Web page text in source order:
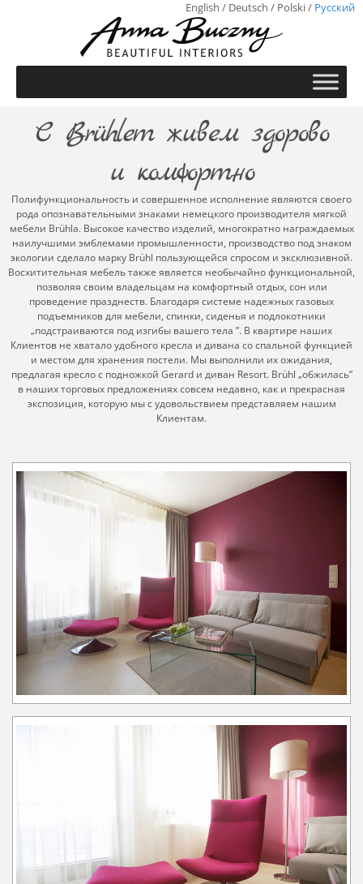
English / Deutsch / Polski/ Русский
С Brühlem живем здорово
и комфортно
Полифункциональность и совершенное исполнение являются своего
рода опознавательными знаками немецкого производителя мягкой
мебели Brühla. Высокое качество изделий, многократно награждаемых
наилучшими эмблемами промышленности, производство под знаком
экологии сделало марку Brühl пользующейся спросом и эксклюзивной.
Восхитительная мебель также является необычайно функциональной,
позволяя своим владельцам на комфортный отдых, сон или
проведение празднеств. Благодаря системе надежных газовых
подъемников для мебели, спинки, сиденья и подлокотники
„подстраиваются под изгибы вашего тела ”. В квартире наших
Клиентов не хватало удобного кресла и дивана со спальной функцией
и местом для хранения постели. Мы выполнили их ожидания,
предлагая кресло с подножкой Gerard и диван Resort. Brühl „обжилась”
в наших торговых предложениях совсем недавно, как и прекрасная
экспозиция, которую мы с удовольствием представляем нашим
Клиентам.